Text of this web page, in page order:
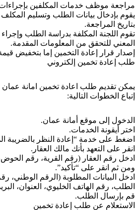
مراجعة موظف خدمات المكلفين
يقوم بإدخال بيانات الطلب وتسليم
بتاريخ المراجعة.
تقوم اللجنة المكلفة بدراسة الطلب
المعني للتحقق من المعلومات المقدمة.
إصدار قرار إعادة التخمين إما بتخفيض
طلب إعادة تخمين إلكتروني
يمكن تقديم طلب اعادة تخمين امانة
إتباع الخطوات التالية:
الدخول إلى موقع أمانة عمان.
اختر أيقونة الخدمات.
اضغط على خدمة “إعادة النظر بالضريبة
انقر على التعهد بأنك مالك العقار.
ادخل رقم العقار (رقم القرية، رقم
ومن ثم انقر على “تأكيد”.
ادخل البيانات المطلوبة (الرقم الوطني،
الطلب، رقم الهاتف الخليوي، العنوان،
قم بإرسال الطلب.
الاستعلام عن طلب إعادة تخمين